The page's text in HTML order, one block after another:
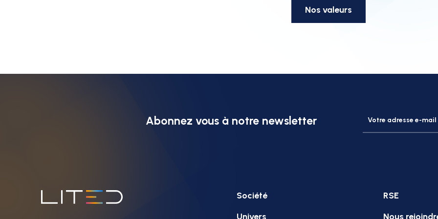
Nos valeurs
Abonnez vous à notre newsletter
Société
Univers
RSE
Nous